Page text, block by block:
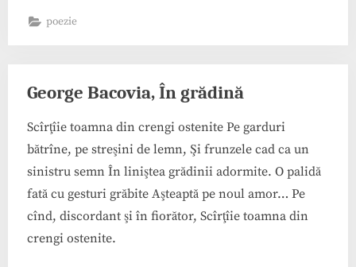
poezie
George Bacovia, În grădină
Scîrţîie toamna din crengi ostenite Pe garduri
bătrîne, pe streşini de lemn, Şi frunzele cad ca un
sinistru semn În liniştea grădinii adormite. O palidă
fată cu gesturi grăbite Aşteaptă pe noul amor… Pe
cînd, discordant şi în fiorător, Scîrţîie toamna din
crengi ostenite.